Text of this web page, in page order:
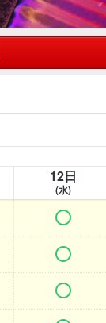
12日
(水)


